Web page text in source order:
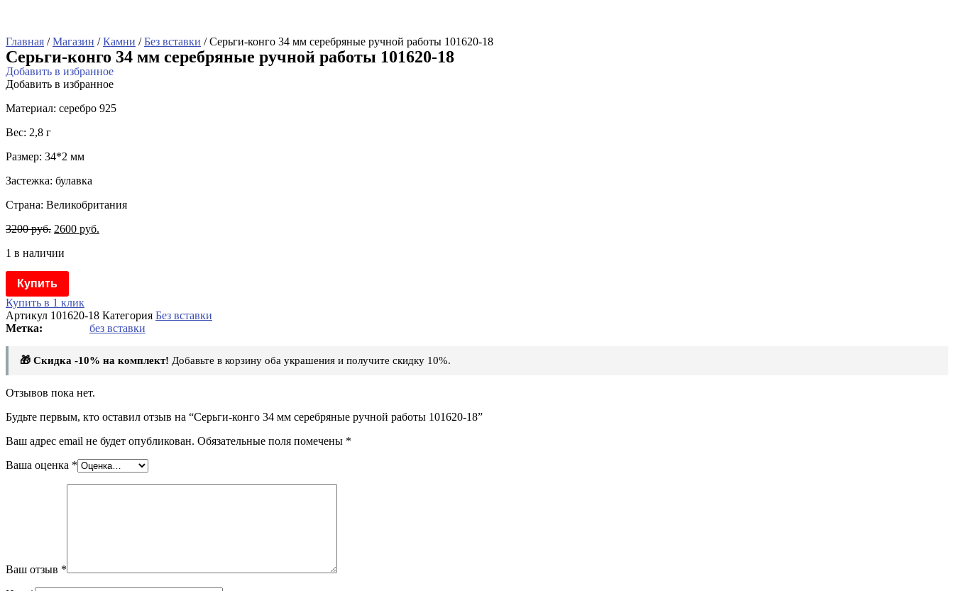
Главная /Магазин /Камни /Без вставки / Серьги-конго 34 мм серебряные ручной работы 101620-18
Серьги-конго 34 мм серебряные ручной работы 101620-18
Добавить в избранное
Добавить в избранное
Материал: серебро 925
Вес: 2,8 г
Размер: 34*2 мм
Застежка: булавка
Страна: Великобритания
3200руб. 2600 руб.
1 в наличии
Купить
Купить в 1 клик
Артикул 101620-18 Категория Без вставки
без вставки
🎁 Скидка -10% на комплект! Добавьте в корзину оба украшения и получите скидку 10%.
Отзывов пока нет.
Будьте первым, кто оставил отзыв на “Серьги-конго 34 мм серебряные ручной работы 101620-18”
Ваш адрес email не будет опубликован. Обязательные поля помечены *
Ваша оценка *
Ваш отзыв *